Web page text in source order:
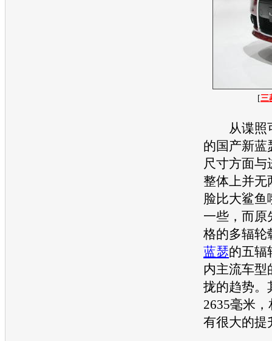
[三
从谍照
的国产新蓝
尺寸方面与
整体上并无
脸比大鲨鱼
一些，而原
格的多辐轮
蓝瑟的五辐
内主流车型
拢的趋势。
2635毫米
有很大的提